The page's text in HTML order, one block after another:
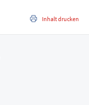
Inhalt drucken